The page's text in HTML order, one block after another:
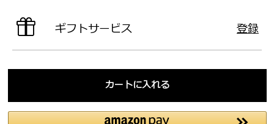
ギフトサービス 登録
カートに入れる